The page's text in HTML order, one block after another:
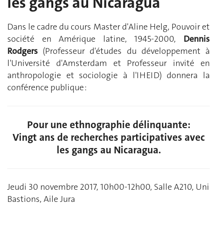
Dans le cadre du cours Master d'Aline Helg, Pouvoir et
société en Amérique latine, 1945-2000, Dennis
Rodgers (Professeur d'études du développement à
l'Université d'Amsterdam et Professeur invité en
anthropologie et sociologie à l'IHEID) donnera la
conférence publique :
Pour une ethnographie délinquante:
Vingt ans de recherches participatives avec
les gangs au Nicaragua.
Jeudi 30 novembre 2017, 10h00-12h00, Salle A210, Uni
Bastions, Aile Jura